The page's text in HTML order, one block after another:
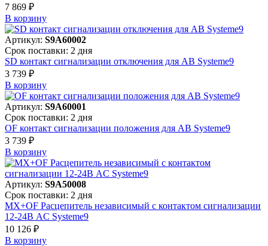
7 869 ₽
В корзинy
Артикул: S9A60002
Срок поставки: 2 дня
SD контакт сигнализации отключения для АВ Systeme9
3 739 ₽
В корзинy
Артикул: S9A60001
Срок поставки: 2 дня
OF контакт сигнализации положения для АВ Systeme9
3 739 ₽
В корзинy
Артикул: S9A50008
Срок поставки: 2 дня
MX+OF Расцепитель независимый с контактом сигнализации
12-24В AC Systeme9
10 126 ₽
В корзинy